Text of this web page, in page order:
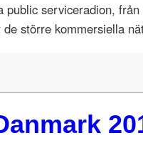
public serviceradion,
större kommersiella